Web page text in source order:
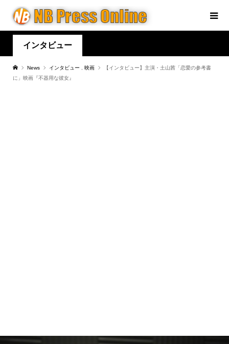
インタビュー
News インタビュー 映画
【インタビュー】主演・土山茜「恋愛の参考書
に」映画『不器用な彼女』